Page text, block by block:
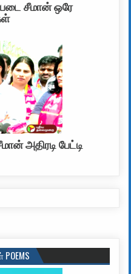
சீமான் ஒரே
அதிரடி பேட்டி